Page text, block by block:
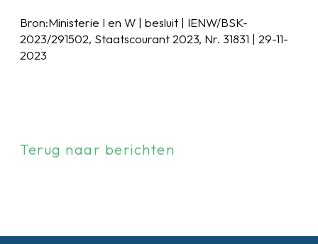
Bron:Ministerie I en W | besluit | IENW/BSK-
2023/291502, Staatscourant 2023, Nr. 31831 | 29-11-
2023
Terug naar berichten